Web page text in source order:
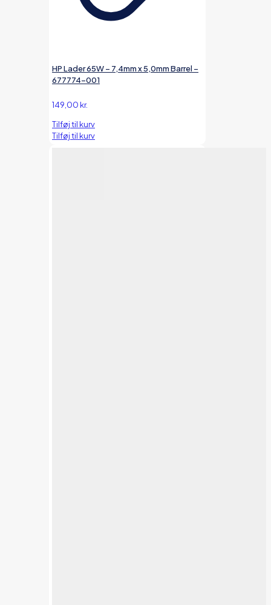
HP Lader 65W – 7,4mm x 5,0mm Barrel –
677774-001
149,00kr.
Tilføj til kurv
Tilføj til kurv